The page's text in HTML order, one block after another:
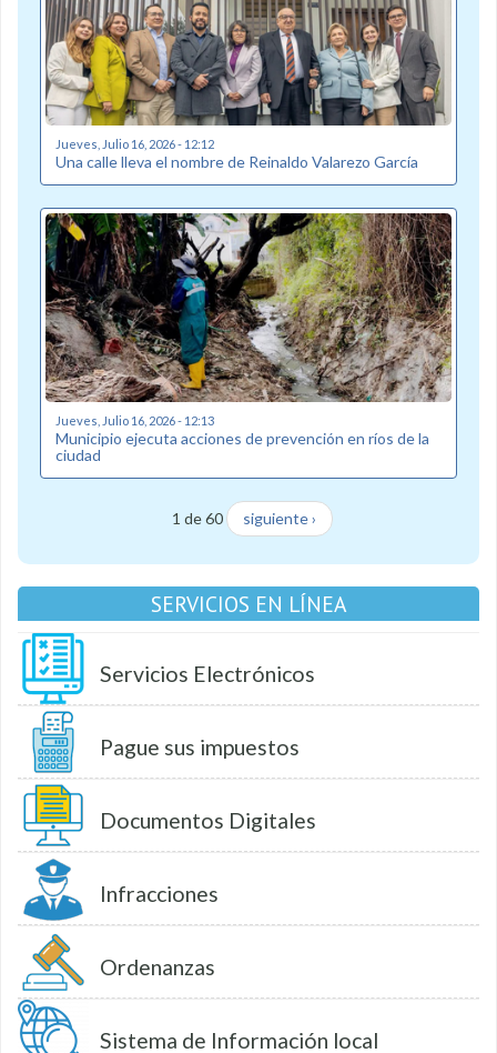
Jueves, Julio 16, 2026 - 12:12
Una calle lleva el nombre de Reinaldo Valarezo García
Jueves, Julio 16, 2026 - 12:13
Municipio ejecuta acciones de prevención en ríos de la
ciudad
1 de 60 siguiente ›
SERVICIOS EN LÍNEA
Servicios Electrónicos
Pague sus impuestos
Documentos Digitales
Infracciones
Ordenanzas
Sistema de Información local